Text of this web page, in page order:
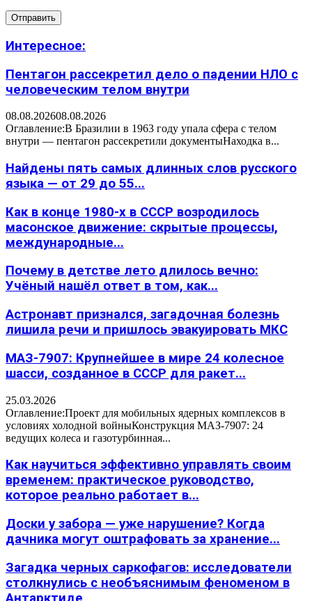
Интересное:
Пентагон рассекретил дело о падении НЛО с
человеческим телом внутри
08.08.202608.08.2026
Оглавление:В Бразилии в 1963 году упала сфера с телом
внутри — пентагон рассекретили документыНаходка в...
Найдены пять самых длинных слов русского
языка — от 29 до 55...
Как в конце 1980-х в СССР возродилось
масонское движение: скрытые процессы,
международные...
Почему в детстве лето длилось вечно:
Учёный нашёл ответ в том, как...
Астронавт признался, загадочная болезнь
лишила речи и пришлось эвакуировать МКС
МАЗ-7907: Крупнейшее в мире 24 колесное
шасси, созданное в СССР для ракет...
25.03.2026
Оглавление:Проект для мобильных ядерных комплексов в
условиях холодной войныКонструкция МАЗ-7907: 24
ведущих колеса и газотурбинная...
Как научиться эффективно управлять своим
временем: практическое руководство,
которое реально работает в...
Доски у забора — уже нарушение? Когда
дачника могут оштрафовать за хранение...
Загадка черных саркофагов: исследователи
столкнулись с необъяснимым феноменом в